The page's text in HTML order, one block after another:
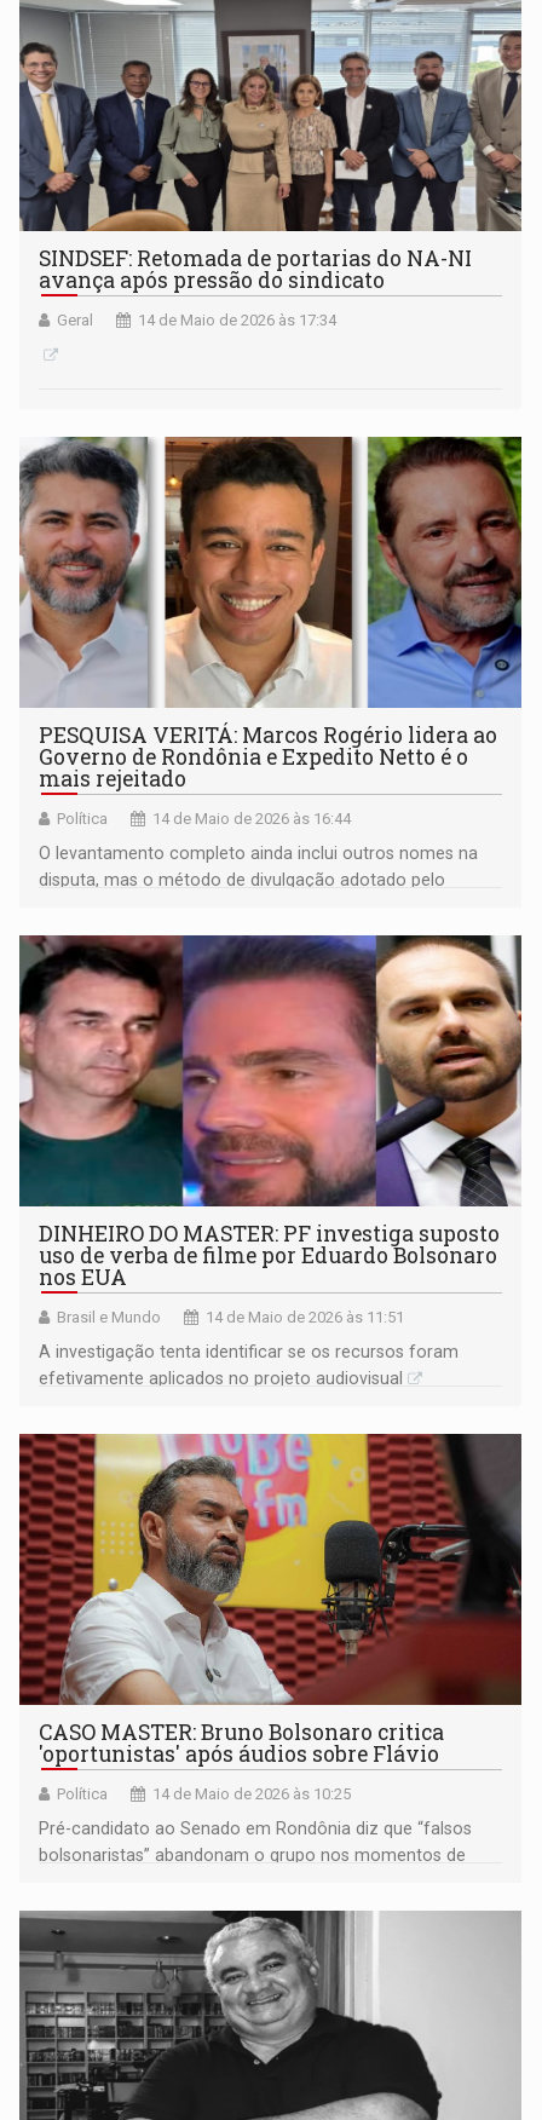
SINDSEF: Retomada de portarias do NA-NI
avança após pressão do sindicato
Geral 14 de Maio de 2026 às 17:34
PESQUISA VERITÁ: Marcos Rogério lidera ao
Governo de Rondônia e Expedito Netto é o
mais rejeitado
Política 14 de Maio de 2026 às 16:44
O levantamento completo ainda inclui outros nomes na
disputa, mas o método de divulgação adotado pelo
DINHEIRO DO MASTER: PF investiga suposto
uso de verba de filme por Eduardo Bolsonaro
nos EUA
Brasil e Mundo 14 de Maio de 2026 às 11:51
A investigação tenta identificar se os recursos foram
efetivamente aplicados no projeto audiovisual
CASO MASTER: Bruno Bolsonaro critica
'oportunistas' após áudios sobre Flávio
Política 14 de Maio de 2026 às 10:25
Pré-candidato ao Senado em Rondônia diz que “falsos
bolsonaristas” abandonam o grupo nos momentos de